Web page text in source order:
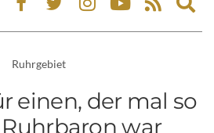
Ruhrgebiet
einen, der mal so
war